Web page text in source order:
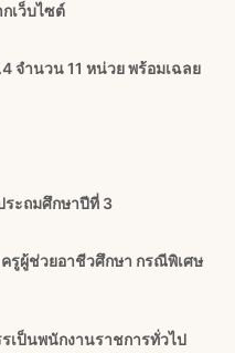
เว็บไซต์
จำนวน 11 หน่วย พร้อมเฉลย
ะถมศึกษาปีที่ 3
รูผู้ช่วยอาชีวศึกษา กรณีพิเศษ
เป็นพนักงานราชการทั่วไป